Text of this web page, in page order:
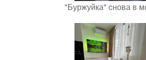
"Буржуйка" cнова в